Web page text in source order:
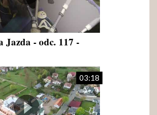
Jazda - odc. 117 -
03:18